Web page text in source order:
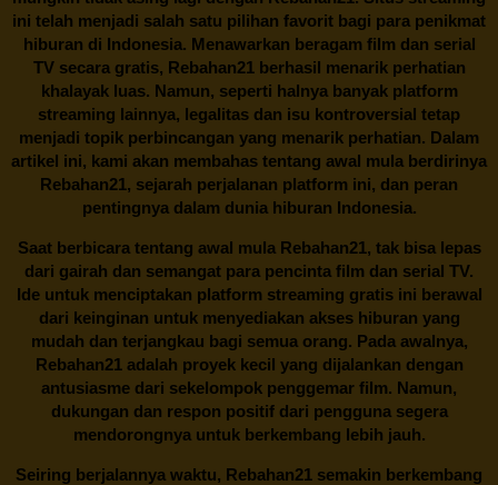
ini telah menjadi salah satu pilihan favorit bagi para penikmat
hiburan di Indonesia. Menawarkan beragam film dan serial
TV secara gratis, Rebahan21berhasil menarik perhatian
khalayak luas. Namun, seperti halnya banyak platform
streaming lainnya, legalitas dan isu kontroversial tetap
menjadi topik perbincangan yang menarik perhatian. Dalam
artikel ini, kami akan membahas tentang awal mula berdirinya
Rebahan21, sejarah perjalanan platform ini, dan peran
pentingnya dalam dunia hiburan Indonesia.
Saat berbicara tentang awal mula Rebahan21, tak bisa lepas
dari gairah dan semangat para pencinta film dan serial TV.
Ide untuk menciptakan platform streaming gratis ini berawal
dari keinginan untuk menyediakan akses hiburan yang
mudah dan terjangkau bagi semua orang. Pada awalnya,
Rebahan21 adalah proyek kecil yang dijalankan dengan
antusiasme dari sekelompok penggemar film. Namun,
dukungan dan respon positif dari pengguna segera
mendorongnya untuk berkembang lebih jauh.
Seiring berjalannya waktu, Rebahan21 semakin berkembang